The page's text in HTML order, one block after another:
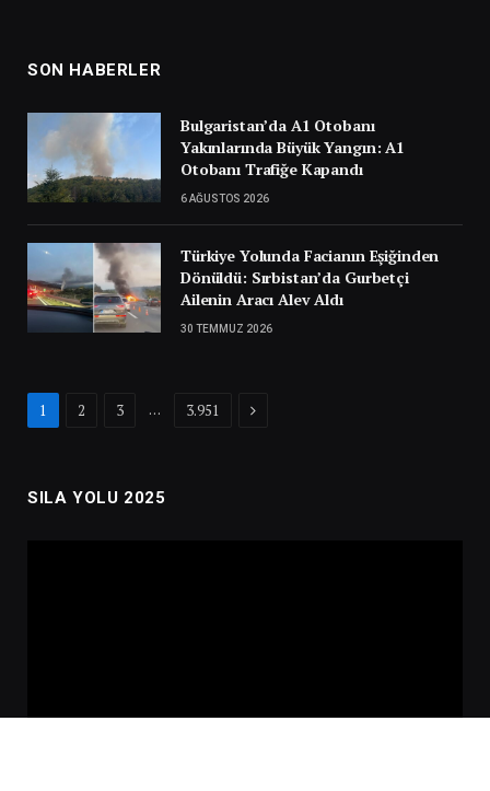
SON HABERLER
Bulgaristan’da A1 Otobanı
Yakınlarında Büyük Yangın: A1
Otobanı Trafiğe Kapandı
6 AĞUSTOS 2026
Türkiye Yolunda Facianın Eşiğinden
Dönüldü: Sırbistan’da Gurbetçi
Ailenin Aracı Alev Aldı
30 TEMMUZ 2026
1 2 3 … 3.951 Next
SILA YOLU 2025